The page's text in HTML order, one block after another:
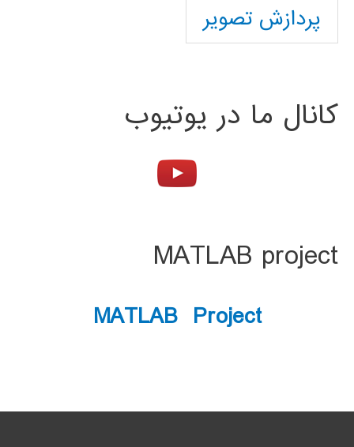
پردازش تصویر
کانال ما در یوتیوب
MATLAB project
MATLAB Project